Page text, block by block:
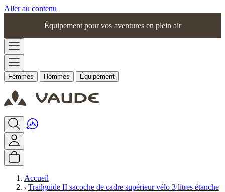
Aller au contenu
Équipement pour vos aventures en plein air
Femmes Hommes Équipement
Accueil
Trailguide II sacoche de cadre supérieur vélo 3 litres étanche